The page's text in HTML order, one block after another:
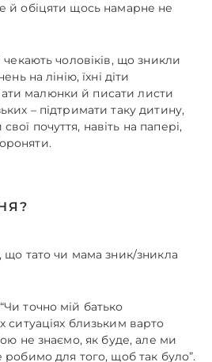
й обіцяти щось намарне не
чекають чоловіків, що зникли
на лінію, їхні діти
малюнки й писати листи
– підтримати таку дитину,
почуття, навіть на папері,
що тато чи мама зник/зникла
точно мій батько
ситуаціях близьким варто
не знаємо, як буде, але ми
для того, щоб так було”.